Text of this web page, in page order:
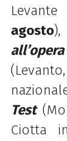
agosto),
all’opera
(Levanto,
Test
Ciotta